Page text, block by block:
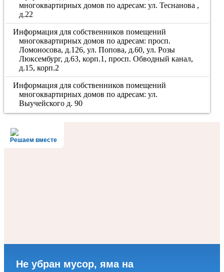
многоквартирных домов по адресам: ул. Теснанова ,
д.22
Информация для собственников помещений
многоквартирных домов по адресам: просп.
Ломоносова, д.126, ул. Попова, д.60, ул. Розы
Люксембург, д.63, корп.1, просп. Обводный канал,
д.15, корп.2
Информация для собственников помещений
многоквартирных домов по адресам: ул.
Выучейского д. 90
Решаем вместе
Не убран мусор, яма на